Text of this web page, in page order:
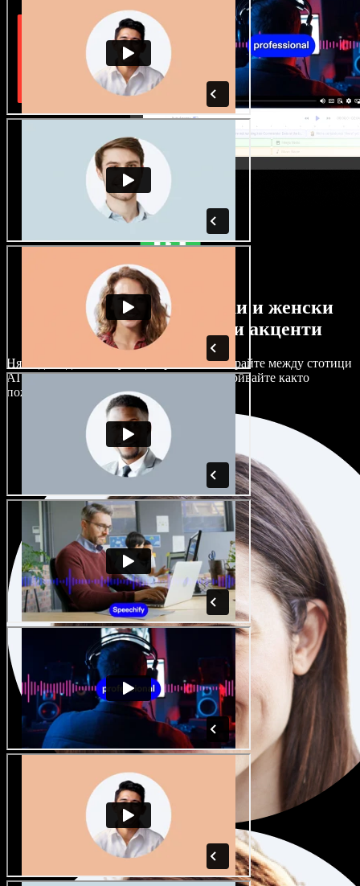
Огромен избор от мъжки и женски
гласове с най-различни акценти
Няма два еднакво звучащи проекта. Избирайте между стотици
AI гласови актьори и акценти и ги настройвайте както
пожелаете.